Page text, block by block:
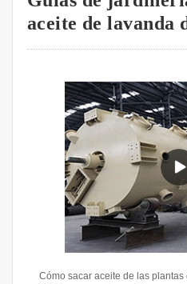
aceite de lavanda
Cómo sacar aceite de las